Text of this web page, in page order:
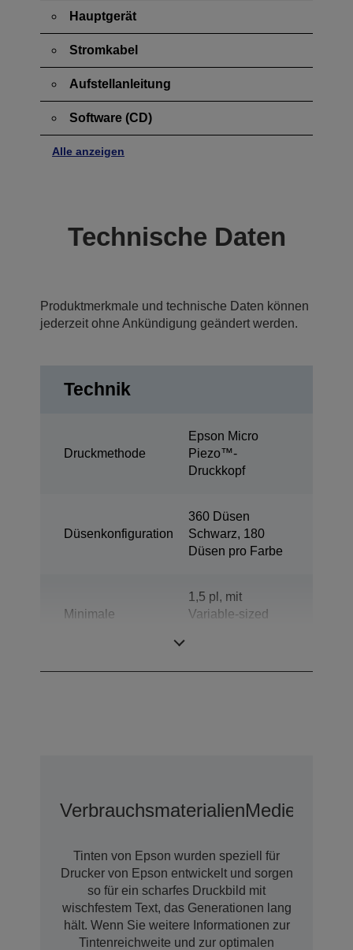
Hauptgerät
Stromkabel
Aufstellanleitung
Software (CD)
Alle anzeigen
Technische Daten
Produktmerkmale und technische Daten können
jederzeit ohne Ankündigung geändert werden.
Technik
Druckmethode
Epson Micro
Piezo™-
Druckkopf
Düsenkonfiguration
360 Düsen
Schwarz, 180
Düsen pro Farbe
Minimale
1,5 pl, mit
Variable-sized
VerbrauchsmaterialienMedien
Tinten von Epson wurden speziell für
Drucker von Epson entwickelt und sorgen
so für ein scharfes Druckbild mit
wischfestem Text, das Generationen lang
hält. Wenn Sie weitere Informationen zur
Tintenreichweite und zur optimalen